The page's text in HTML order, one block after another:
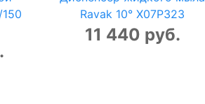
Ravak 10° X07P323
11 440 руб.